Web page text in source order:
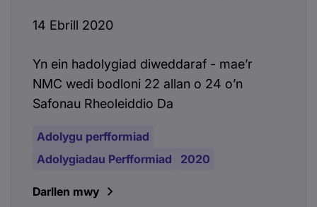
14 Ebrill 2020
Yn ein hadolygiad diweddaraf - mae’r
NMC wedi bodloni 22 allan o 24 o’n
Safonau Rheoleiddio Da
Adolygu perfformiad
Adolygiadau Perfformiad
2020
Darllen mwy